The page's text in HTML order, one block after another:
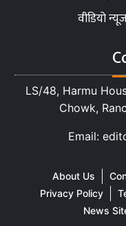
वीडियो
LS/48, Harmu
Chowk,
Email:
About Us
Privacy Policy
News